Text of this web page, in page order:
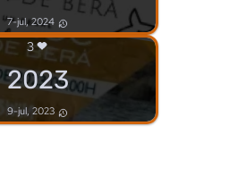
7-jul, 2024
3
2023
9-jul, 2023